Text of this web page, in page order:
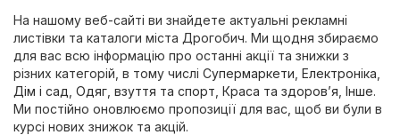
На нашому веб-сайті ви знайдете актуальні рекламні
листівки та каталоги міста Дрогобич. Ми щодня збираємо
для вас всю інформацію про останні акції та знижки з
різних категорій, в тому числі Супермаркети Електроніка
Дім і сад Одяг, взуття та спорт Краса та здоров’я Інше.
Ми постійно оновлюємо пропозиції для вас, щоб ви були в
курсі нових знижок та акцій.